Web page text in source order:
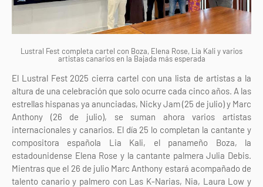
Lustral Fest completa cartel con Boza, Elena Rose, Lia Kali y varios
artistas canarios en la Bajada más esperada
El Lustral Fest 2025 cierra cartel con una lista de artistas a la
altura de una celebración que solo ocurre cada cinco años. A las
estrellas hispanas ya anunciadas, Nicky Jam (25 de julio) y Marc
Anthony (26 de julio), se suman ahora varios artistas
internacionales y canarios. El día 25 lo completan la cantante y
compositora española Lia Kali, el panameño Boza, la
estadounidense Elena Rose y la cantante palmera Julia Debis.
Mientras que el 26 de julio Marc Anthony estará acompañado de
talento canario y palmero con Las K-Narias, Nia, Laura Low y